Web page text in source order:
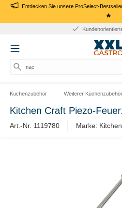
Entdecken Sie unsere ProSelect-
*
nach
Küchenzubehör Weiterer Küchenzubehör
Kitchen Craft Piezo-
Art.-Nr. 1119780 Marke: